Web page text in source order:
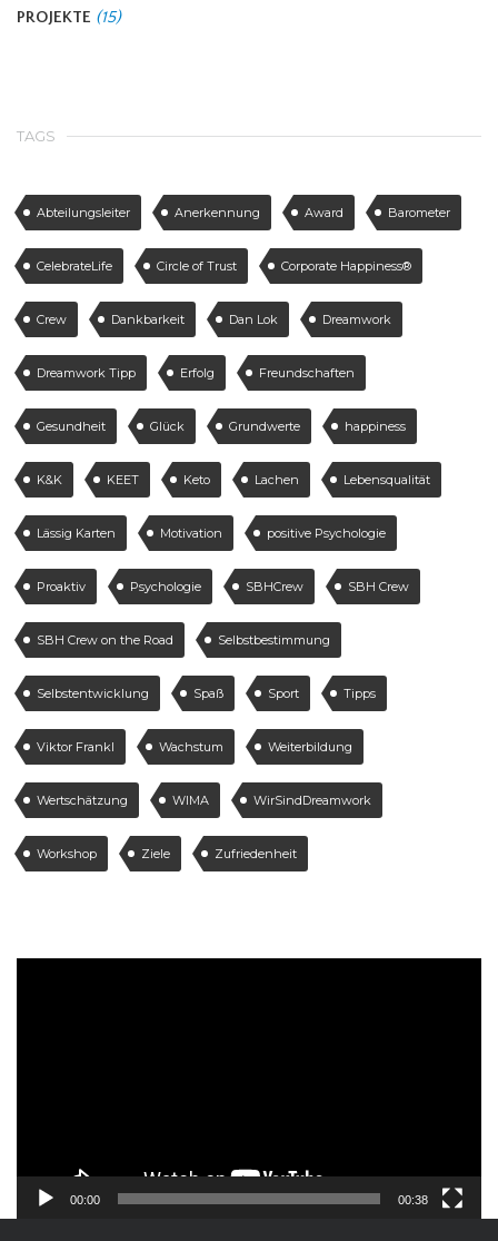
PROJEKTE (15)
TAGS
Abteilungsleiter Anerkennung Award Barometer
CelebrateLife Circle of Trust Corporate Happiness®
Crew Dankbarkeit Dan Lok Dreamwork
Dreamwork Tipp Erfolg Freundschaften
Gesundheit Glück Grundwerte happiness
K&K KEET Keto Lachen Lebensqualität
Lässig Karten Motivation positive Psychologie
Proaktiv Psychologie SBHCrew SBH Crew
SBH Crew on the Road Selbstbestimmung
Selbstentwicklung Spaß Sport Tipps
Viktor Frankl Wachstum Weiterbildung
Wertschätzung WIMA WirSindDreamwork
Workshop Ziele Zufriedenheit
00:00 00:38